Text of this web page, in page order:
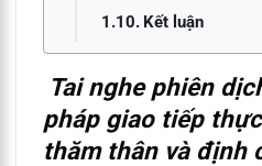
Kết luận
Tai nghe phiên
pháp giao tiếp
thăm thân và định